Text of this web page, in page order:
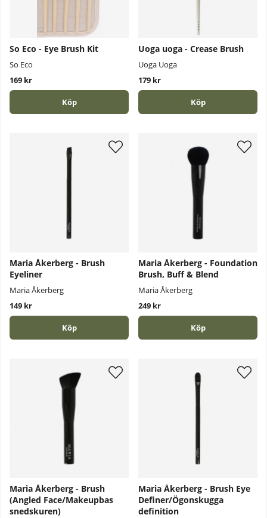
So Eco - Eye Brush Kit
So Eco
169 kr
Köp
Uoga uoga - Crease Brush
Uoga Uoga
179 kr
Köp
Maria Åkerberg - Brush
Eyeliner
Maria Åkerberg
149 kr
Köp
Maria Åkerberg - Foundation
Brush, Buff & Blend
Maria Åkerberg
249 kr
Köp
Maria Åkerberg - Brush
(Angled Face/Makeupbas
snedskuren)
Maria Åkerberg - Brush Eye
Definer/Ögonskugga
definition